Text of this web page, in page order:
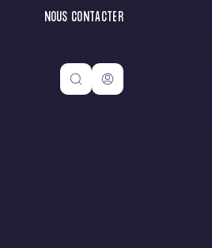
NOUS CONTACTER